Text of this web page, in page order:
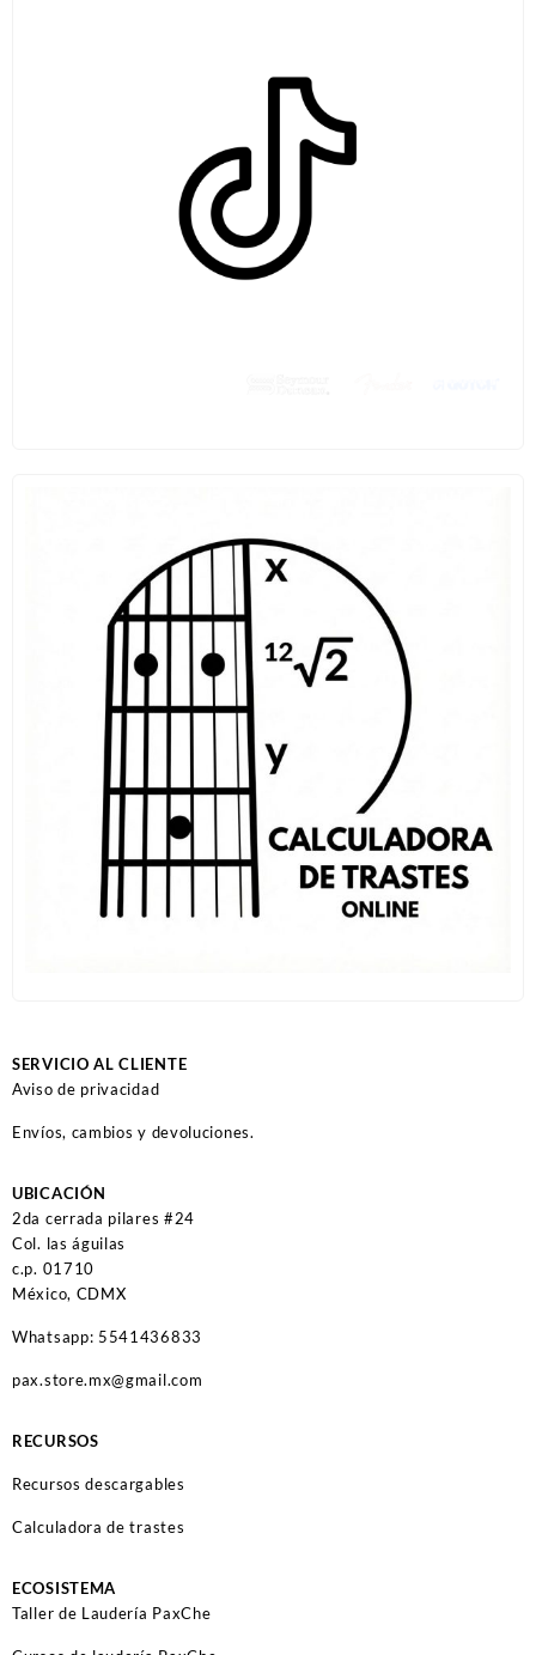
SERVICIO AL CLIENTE
Aviso de privacidad
Envíos, cambios y devoluciones.
UBICACIÓN
2da cerrada pilares #24
Col. las águilas
c.p. 01710
México, CDMX
Whatsapp: 5541436833
pax.store.mx@gmail.com
RECURSOS
Recursos descargables
Calculadora de trastes
ECOSISTEMA
Taller de Laudería PaxChe